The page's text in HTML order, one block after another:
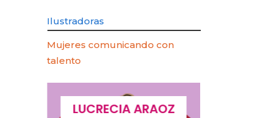
Ilustradoras
Mujeres comunicando con
talento
LUCRECIA ARAOZ